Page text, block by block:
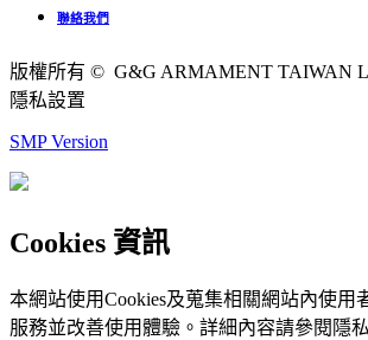
聯絡我們
版權所有 © G&G ARMAMENT TAIWAN
隱私設置
SMP Version
Cookies 資訊
本網站使用Cookies及蒐集相關網站內使用
服務並改善使用體驗。詳細內容請參閱隱